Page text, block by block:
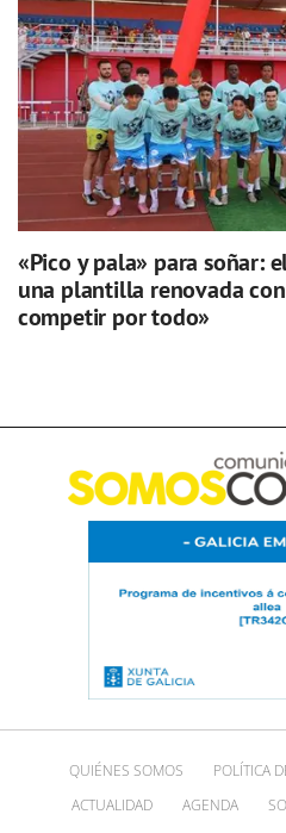
«Pico y pala» para soñar:
una plantilla renovada
competir por todo»
QUIÉNES SOMOS POLÍTICA
ACTUALIDAD
AGENDA